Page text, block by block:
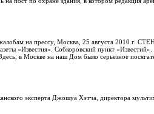
на прессу, Москва, 25 августа 2010 г.
«Известия». Собкоровский пункт
в Москве на наш Дом было серьезное
эксперта Джошуа Хэтча, директора